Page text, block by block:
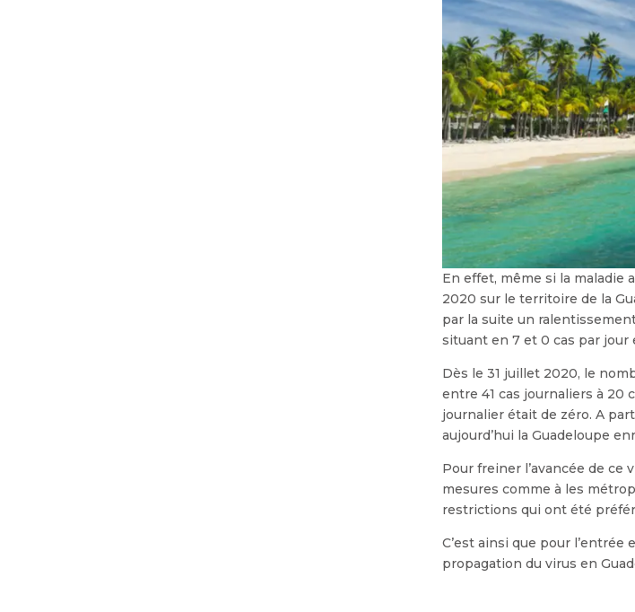
En effet, même si la maladie
2020 sur le territoire de la
par la suite un
situant en 7 et 0 cas par jour
Dès le 31 juillet 2020, le
entre 41 cas journaliers à 20
journalier était de zéro. A
aujourd’hui la Guadeloupe
Pour freiner l’avancée de
mesures comme à les
restrictions qui ont été
C’est ainsi que pour
propagation du virus en